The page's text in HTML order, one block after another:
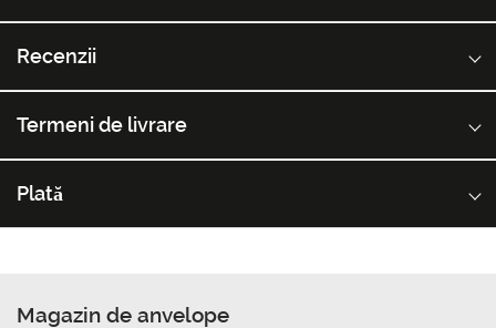
Recenzii
Termeni de livrare
Plată
Magazin de anvelope